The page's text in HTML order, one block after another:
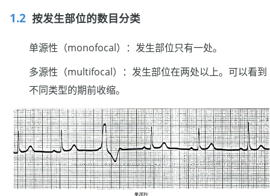
按发生部位的数目分类
单源性（monofocal）：发生部位只有一处。
多源性（multifocal）：发生部位在两处以上。可以看到
不同类型的期前收缩。